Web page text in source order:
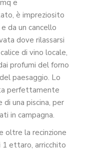
e
è impreziosito
da un cancello
dove rilassarsi
di vino locale,
profumi del forno
paesaggio. Lo
perfettamente
di una piscina, per
in campagna.
oltre la recinzione
1 ettaro, arricchito